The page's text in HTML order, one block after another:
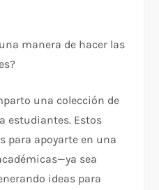
manera de hacer las
una colección de
estudiantes. Estos
para apoyarte en una
sea
ideas para